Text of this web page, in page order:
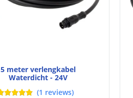
5 meter verlengkabel
Waterdicht - 24V
(1 reviews)